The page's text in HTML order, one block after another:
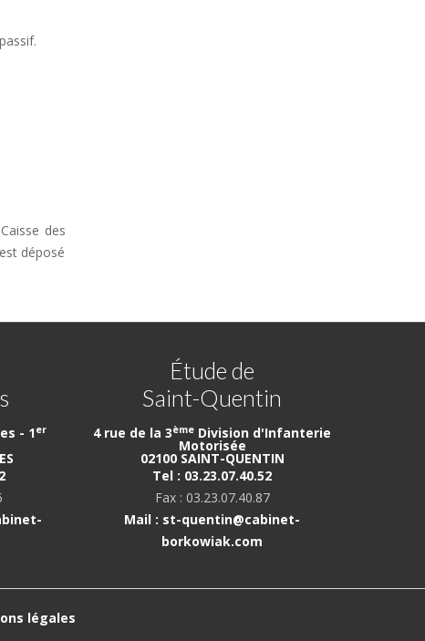
des
déposé
- 1er
Étude de
Saint-Quentin
4 rue de la 3ème Division d'Infanterie
Motorisée
02100 SAINT-QUENTIN
Tel : 03.23.07.40.52
Fax : 03.23.07.40.87
Mail : st-quentin@cabinet-
borkowiak.com
légales